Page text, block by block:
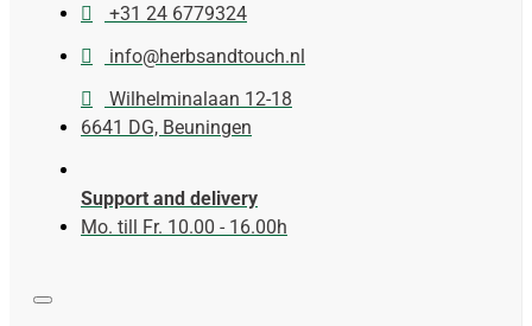
+31 24 6779324
info@herbsandtouch.nl
Wilhelminalaan 12-18
6641 DG, Beuningen
Support and delivery
Mo. till Fr. 10.00 - 16.00h